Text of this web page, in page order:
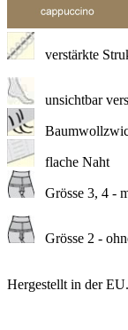
verstärkte
unsichtbar
flache Naht
Grösse 3, 4 -
Grösse 2 -
Hergestellt in der EU.